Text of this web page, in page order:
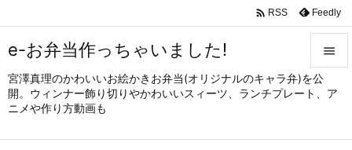
e-お弁当作っちゃいました!
宮澤真理のかわいいお絵かきお弁当(オリジナルのキャラ弁)を公
開。ウィンナー飾り切りやかわいいスィーツ、ランチプレート、ア
ニメや作り方動画も


メニュ
サイド
 RSS Feedly